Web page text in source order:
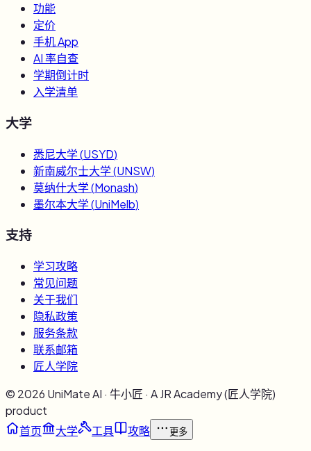
功能
定价
手机 App
AI 率自查
学期倒计时
入学清单
大学
悉尼大学(USYD)
新南威尔士大学(UNSW)
莫纳什大学(Monash)
墨尔本大学(UniMelb)
支持
学习攻略
常见问题
关于我们
隐私政策
服务条款
联系邮箱
匠人学院
© 2026 UniMate AI · 牛小匠 · A JR Academy (匠人学院)
product
首页
大学 工具 攻略 更多